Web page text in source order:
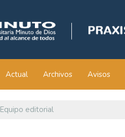
Actual Archivos Avisos
Equipo editorial